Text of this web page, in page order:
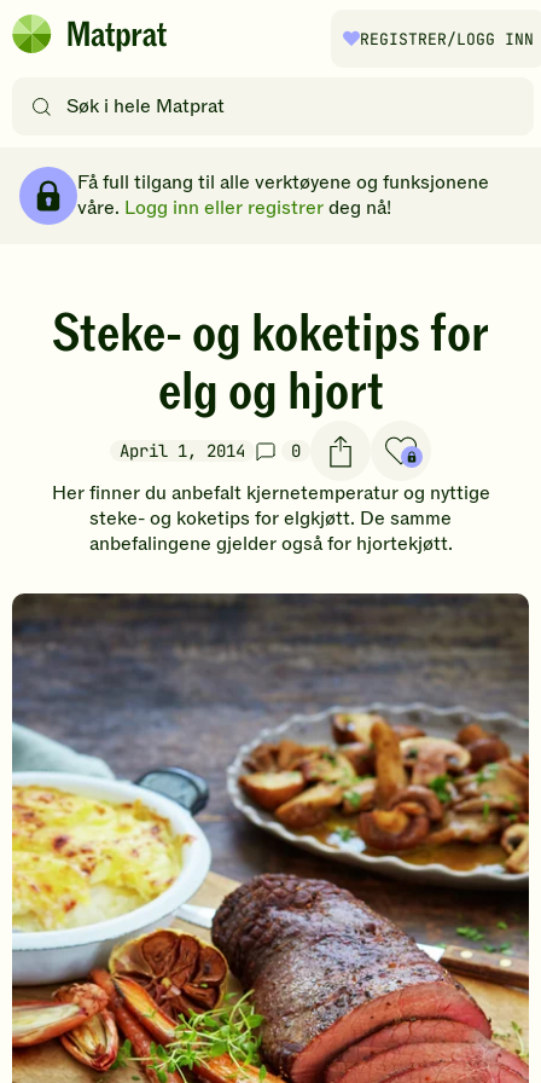
Hopp til hovedinnhold
Matprat
REGISTRER/LOGG INN
etter
filtre
Få full tilgang til alle verktøyene og funksjonene
våre. Logg inn eller registrerdeg nå!
Steke- og koketips for
elg og hjort
April 1, 2014 0
Her finner du anbefalt kjernetemperatur og nyttige
steke- og koketips for elgkjøtt. De samme
anbefalingene gjelder også for hjortekjøtt.